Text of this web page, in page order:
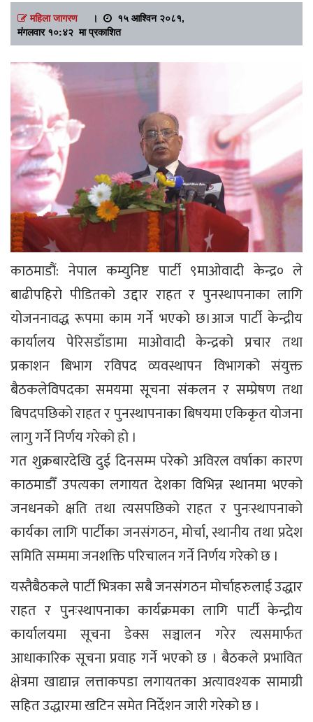
महिला जागरण।
१५ आश्विन २०८१,
मंगलवार १०:४२ मा प्रकाशित
काठमाडौं: नेपाल कम्युनिष्ट पार्टी ९माओवादी केन्द्र० ले
बाढीपहिरो पीडितको उद्दार राहत र पुनस्थापनाका लागि
योजननावद्ध रूपमा काम गर्ने भएको छ।आज पार्टी केन्द्रीय
कार्यालय पेरिसडाँडामा माओवादी केन्द्रको प्रचार तथा
प्रकाशन बिभाग रविपद व्यवस्थापन विभागको संयुक्त
बैठकलेविपदका समयमा सूचना संकलन र सम्प्रेषण तथा
बिपदपछिको राहत र पुनस्थापनाका बिषयमा एकिकृत योजना
लागु गर्ने निर्णय गरेको हो ।
गत शुक्रबारदेखि दुई दिनसम्म परेको अविरल वर्षाका कारण
काठमाडौँ उपत्यका लगायत देशका विभिन्न स्थानमा भएको
जनधनको क्षति तथा त्यसपछिको राहत र पुनःस्थापनाको
कार्यका लागि पार्टीका जनसंगठन, मोर्चा, स्थानीय तथा प्रदेश
समिति सम्ममा जनशक्ति परिचालन गर्ने निर्णय गरेको छ ।
यस्तैबैठकले पार्टी भित्रका सबै जनसंगठन मोर्चाहरुलाई उद्धार
राहत र पुनःस्थापनाका कार्यक्रमका लागि पार्टी केन्द्रीय
कार्यालयमा सूचना डेक्स सञ्चालन गरेर त्यसमार्फत
आधाकारिक सूचना प्रवाह गर्ने भएको छ । बैठकले प्रभावित
क्षेत्रमा खाद्यान्न लत्ताकपडा लगायतका अत्यावश्यक सामाग्री
सहित उद्धारमा खटिन समेत निर्देशन जारी गरेको छ ।